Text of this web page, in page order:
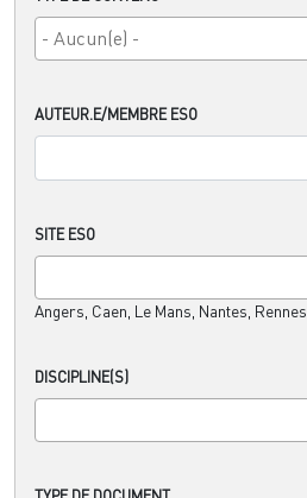
AUTEUR.E/MEMBRE ESO
SITE ESO
Angers, Caen, Le Mans, Nantes, Rennes
DISCIPLINE(S)